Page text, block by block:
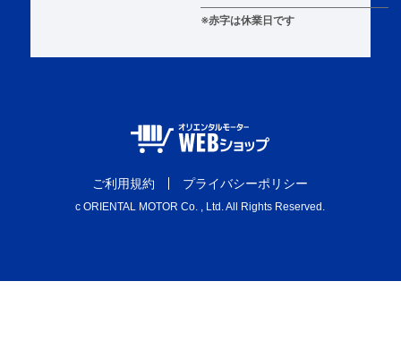
ご利用規約 プライバシーポリシー
c ORIENTAL MOTOR Co. , Ltd. All Rights Reserved.
※赤字は休業日です